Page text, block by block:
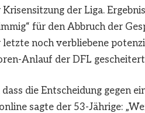
der Liga.
für den Abbruch der
letzte noch verbliebene
Anlauf der DFL
die Entscheidung gegen
sagte der 53-Jährige: